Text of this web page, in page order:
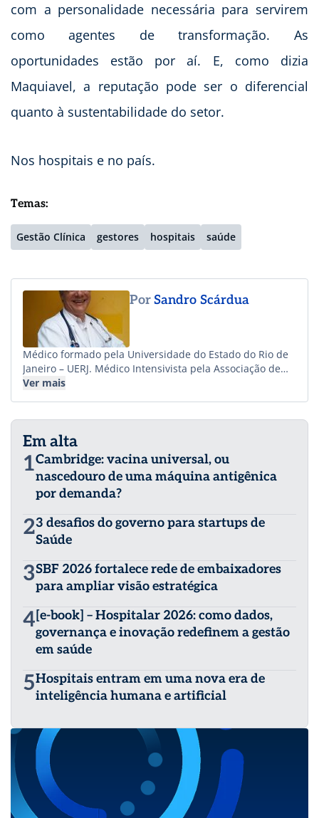
com a personalidade necessária para servirem
como agentes de transformação. As
oportunidades estão por aí. E, como dizia
Maquiavel, a reputação pode ser o diferencial
quanto à sustentabilidade do setor.
Nos hospitais e no país.
Temas:
Gestão Clínica gestores hospitais saúde
PorSandro Scárdua
Médico formado pela Universidade do Estado do Rio de
Janeiro – UERJ. Médico Intensivista pela Associação de
Medicina Intensiva do Brasil – AMIB. Especialista em
Especialista em Administração Hospitalar e Gestão de
Unidades de Saúde pela Escola de Administração da
Universidade Federal da Bahia – UFBA. Especialista em
Economia da Saúde pela Universidade Federal de
Goiás/Ministério da Saúde. Responsável Técnico das
Regional Leopoldo Bevilácqua – HRLB, da Secretaria
Estadual da Saúde do Estado de São Paulo, gerido pelo
Governança Clínica e Gestão do Corpo Clínico.
Ver mais
Em alta
1Cambridge: vacina universal, ou
nascedouro de uma máquina antigênica
por demanda?
23 desafios do governo para startups de
Saúde
3SBF 2026 fortalece rede de embaixadores
para ampliar visão estratégica
4[e-book] – Hospitalar 2026: como dados,
governança e inovação redefinem a gestão
em saúde
5Hospitais entram em uma nova era de
inteligência humana e artificial